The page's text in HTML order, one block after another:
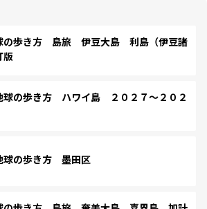
の歩き方 島旅 伊豆大島 利島（伊豆諸
の歩き方 ハワイ島 ２０２７～２０２
の歩き方 墨田区